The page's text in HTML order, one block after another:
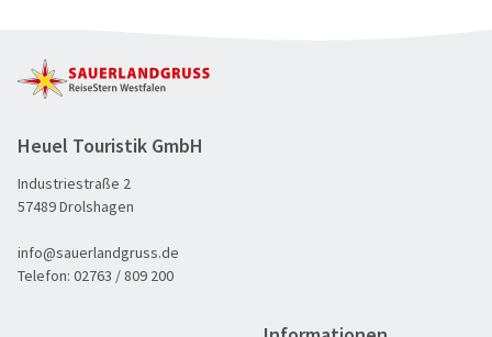
Heuel Touristik GmbH
Industriestraße 2
57489 Drolshagen
info@sauerlandgruss.de
Telefon: 02763 / 809 200